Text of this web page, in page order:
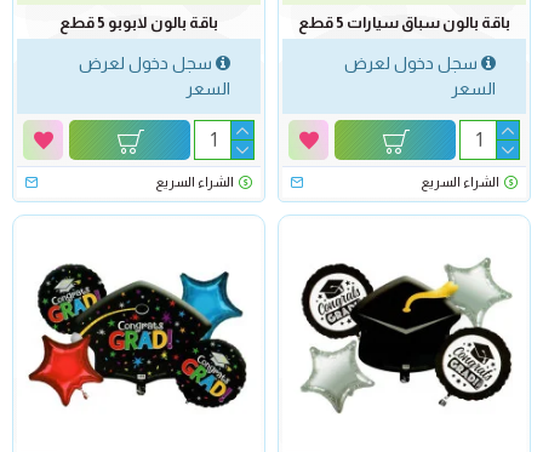
باقة بالون سباق سيارات 5 قطع
سجل دخول لعرض
السعر
الشراء السريع
باقة بالون لابوبو 5 قطع
سجل دخول لعرض
السعر
الشراء السريع